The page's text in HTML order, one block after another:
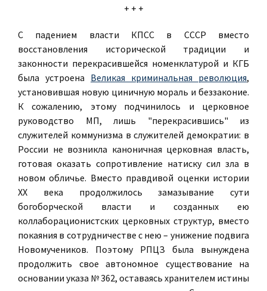
+ + +
С падением власти КПСС в СССР вместо
восстановления исторической традиции и
законности перекрасившейся номенклатурой и КГБ
была устроена Великая криминальная революция,
установившая новую циничную мораль и беззаконие.
К сожалению, этому подчинилось и церковное
руководство МП, лишь "перекрасившись" из
служителей коммунизма в служителей демократии: в
России не возникла каноничная церковная власть,
готовая оказать сопротивление натиску сил зла в
новом обличье. Вместо правдивой оценки истории
ХХ века продолжилось замазывание сути
богоборческой власти и созданных ею
коллаборационистских церковных структур, вместо
покаяния в сотрудничестве с нею – унижение подвига
Новомучеников. Поэтому РПЦЗ была вынуждена
продолжить свое автономное существование на
основании указа № 362, оставаясь хранителем истины